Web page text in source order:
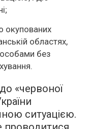
окупованих
областях,
без
«червоної
ситуацією.